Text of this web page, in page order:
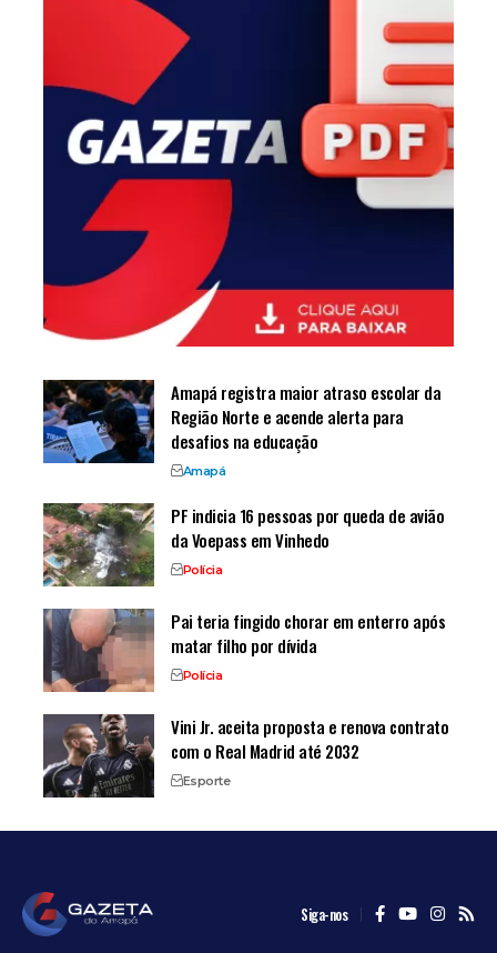
Amapá registra maior atraso escolar da
Região Norte e acende alerta para
desafios na educação
Amapá
PF indicia 16 pessoas por queda de avião
da Voepass em Vinhedo
Polícia
Pai teria fingido chorar em enterro após
matar filho por dívida
Polícia
Vini Jr. aceita proposta e renova contrato
com o Real Madrid até 2032
Esporte
Siga-nos